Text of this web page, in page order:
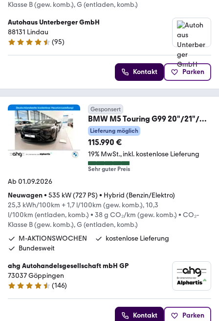
Klasse B (gew. komb.), G (entladen, komb.)
Autohaus Unterberger GmbH
88131 Lindau
4.4 Sterne
(95)
Kontakt Parken
Gesponsert
BMW M5 Touring G99 20"/21"/
Adapt. LED / B&W Sound
Lieferung möglich
115.990 €
19% MwSt. inkl. kostenlose Lieferung
Sehr guter Preis
Ab 01.09.2026
Neuwagen• 535 kW (727 PS) • Hybrid (Benzin/Elektro)
25,3 kWh/100km + 1,7 l/100km (gew. komb.), 10,3
l/100km (entladen, komb.) • 38 g CO₂/km (gew. komb.) • CO₂-
Klasse B (gew. komb.), G (entladen, komb.)
M-AKTIONSWOCHEN
kostenlose Lieferung
Bundesweit
ahg Autohandelsgesellschaft mbH GP
73037 Göppingen
4.4 Sterne
(146)
Kontakt Parken